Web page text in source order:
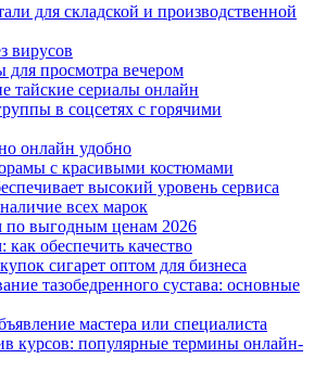
для складской и производственной
вирусов
просмотра вечером
тайские сериалы онлайн
в соцсетях с горячими
онлайн удобно
с красивыми костюмами
высокий уровень сервиса
всех марок
по выгодным ценам 2026
обеспечить качество
сигарет оптом для бизнеса
тазобедренного сустава: основные
мастера или специалиста
курсов: популярные термины онлайн-